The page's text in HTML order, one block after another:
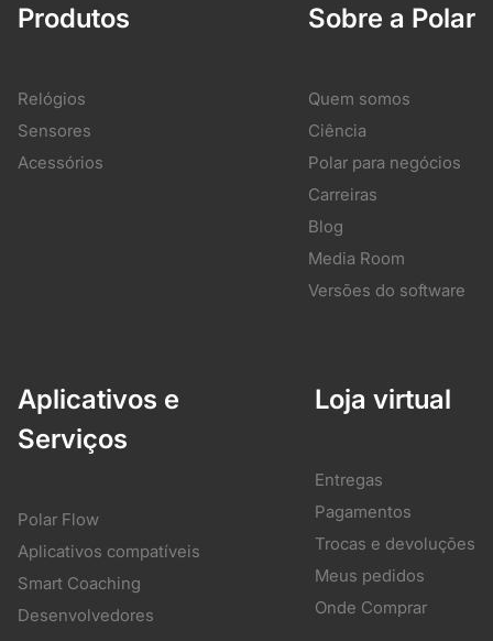
Produtos
Relógios
Sensores
Acessórios
Sobre a Polar
Quem somos
Ciência
Polar para negócios
Carreiras
Blog
Media Room
Versões do software
Aplicativos e
Serviços
Polar Flow
Aplicativos compatíveis
Smart Coaching
Desenvolvedores
Loja virtual
Entregas
Pagamentos
Trocas e devoluções
Meus pedidos
Onde Comprar